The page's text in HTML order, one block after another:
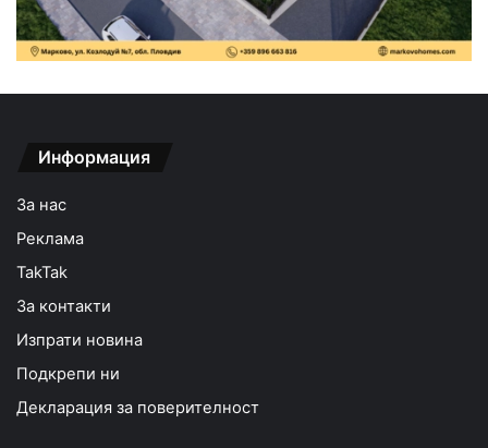
Информация
За нас
Реклама
TakTak
За контакти
Изпрати новина
Подкрепи ни
Декларация за поверителност